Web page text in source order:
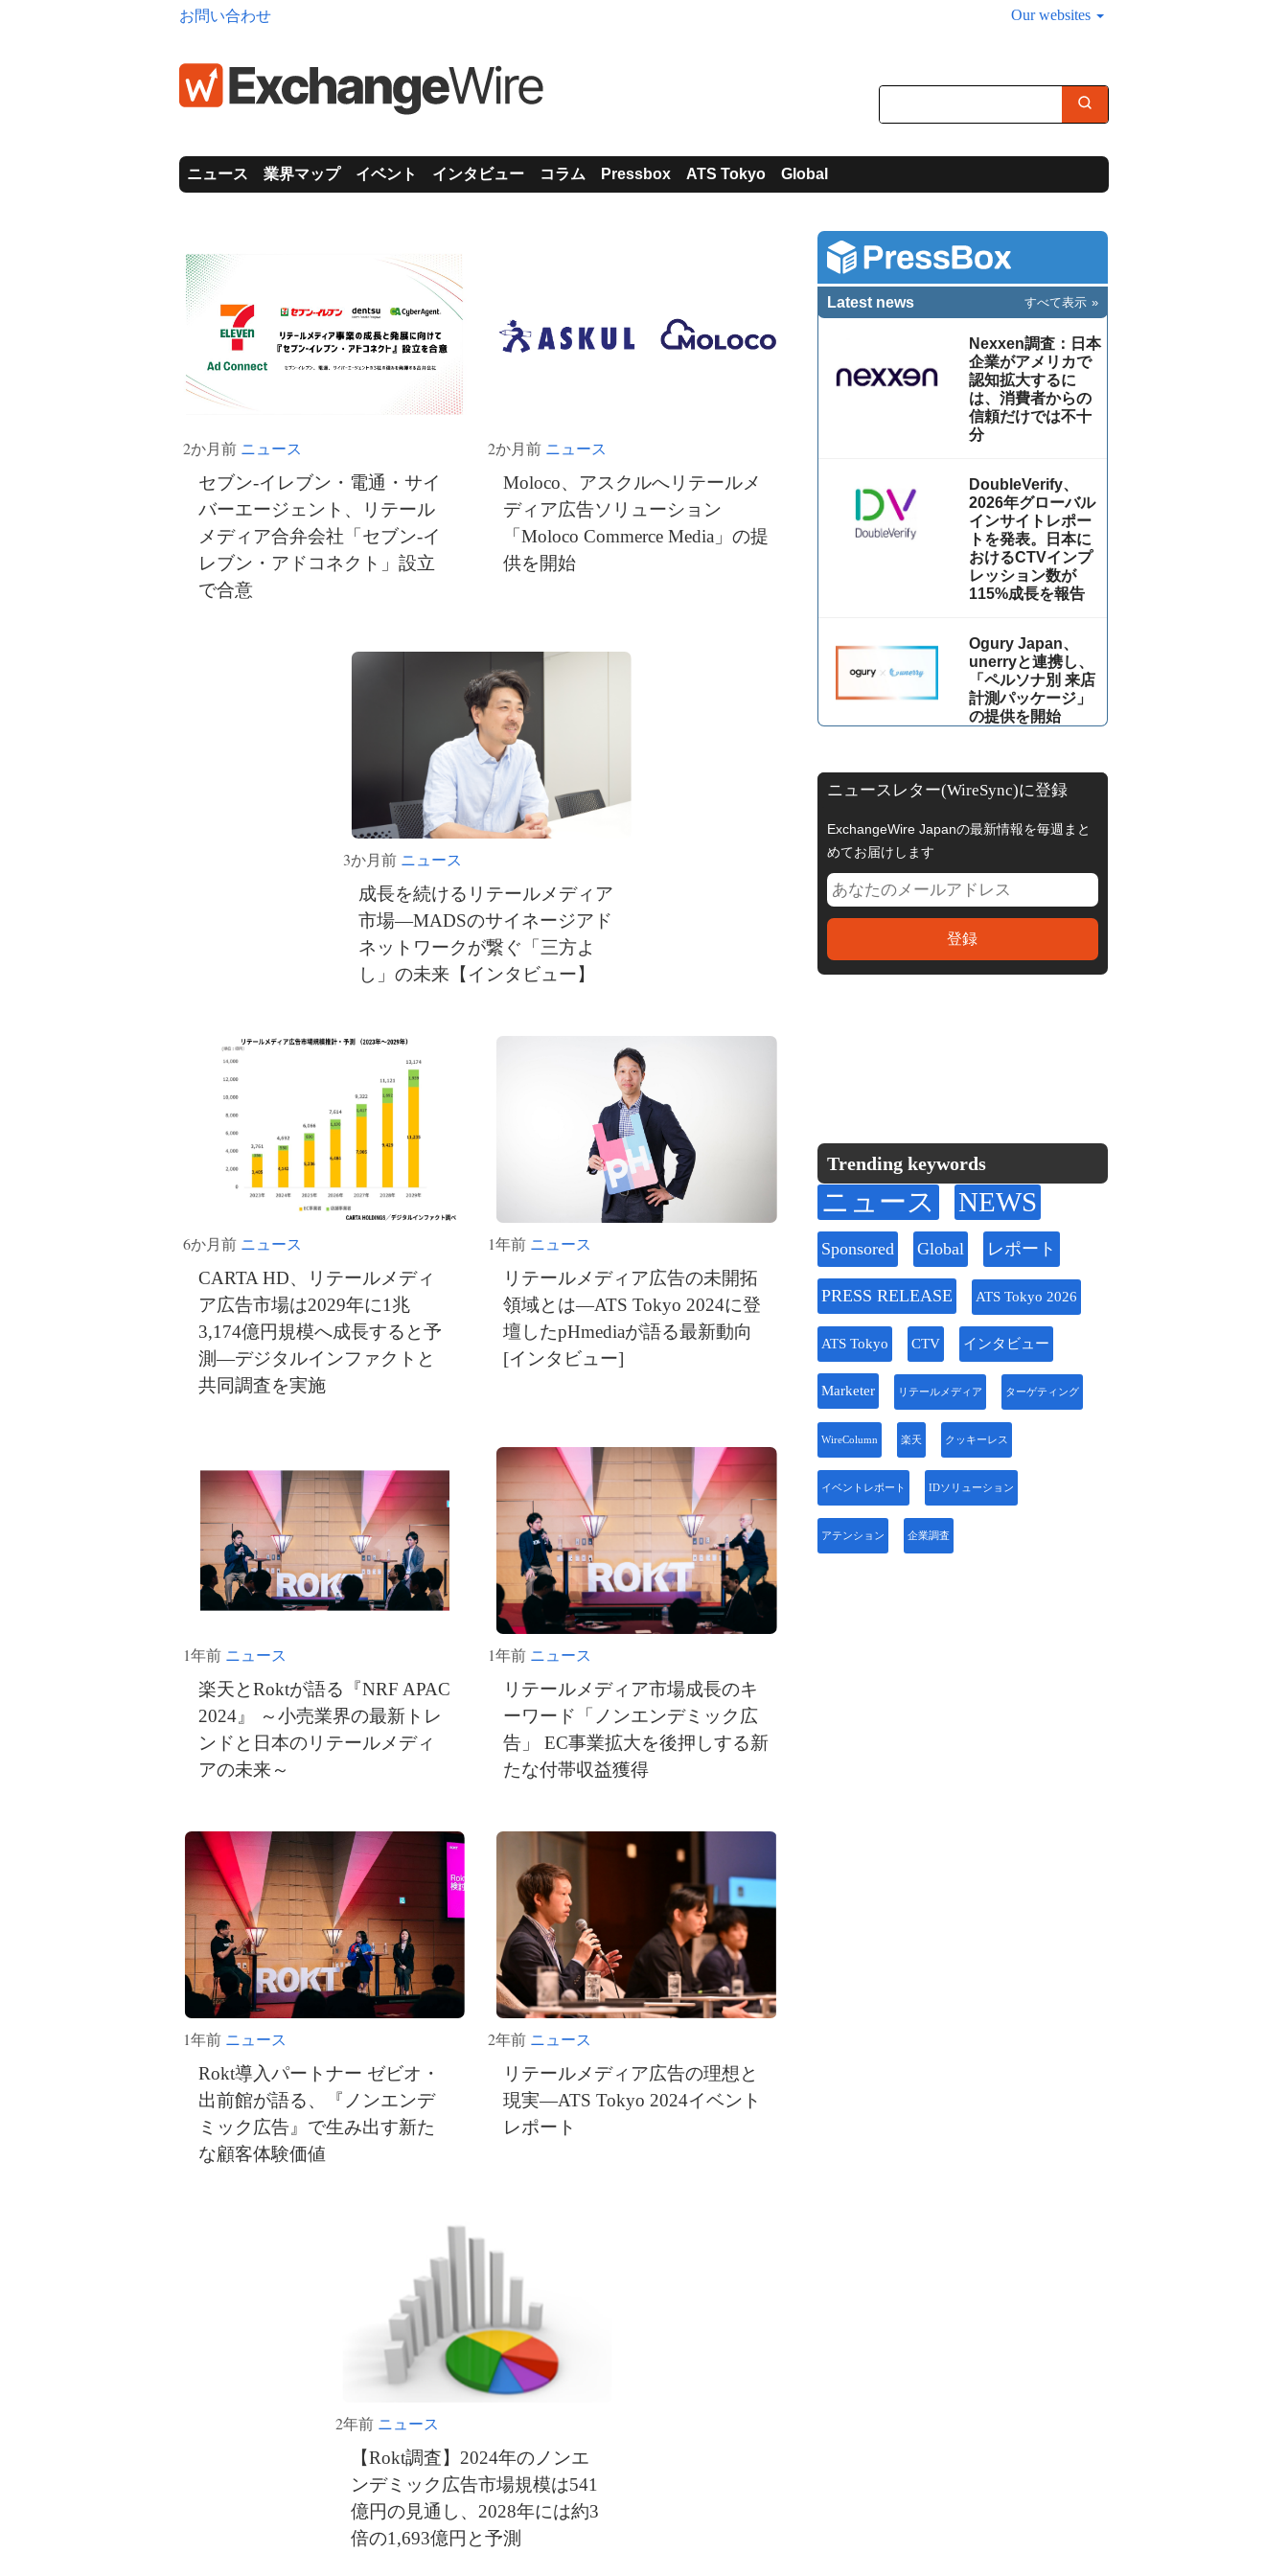
お問い合わせ Our websites
ニュース 業界マップ イベント インタビュー コラム Pressbox ATS Tokyo Global
2か月前 ニュース
セブン‐イレブン・電通・サイ
バーエージェント、リテール
メディア合弁会社「セブン‐イ
レブン・アドコネクト」設立
で合意
2か月前 ニュース
Moloco、アスクルへリテールメ
ディア広告ソリューション
「Moloco Commerce Media」の提
供を開始
3か月前 ニュース
成長を続けるリテールメディア
市場―MADSのサイネージアド
ネットワークが繋ぐ「三方よ
し」の未来【インタビュー】
6か月前 ニュース
CARTA HD、リテールメディ
ア広告市場は2029年に1兆
3,174億円規模へ成長すると予
測―デジタルインファクトと
共同調査を実施
1年前 ニュース
リテールメディア広告の未開拓
領域とは―ATS Tokyo 2024に登
壇したpHmediaが語る最新動向
[インタビュー]
1年前 ニュース
楽天とRoktが語る『NRF APAC
2024』 ～小売業界の最新トレ
ンドと日本のリテールメディ
アの未来～
1年前 ニュース
リテールメディア市場成長のキ
ーワード「ノンエンデミック広
告」 EC事業拡大を後押しする新
たな付帯収益獲得
1年前 ニュース
Rokt導入パートナー ゼビオ・
出前館が語る、『ノンエンデ
ミック広告』で生み出す新た
な顧客体験価値
2年前 ニュース
リテールメディア広告の理想と
現実―ATS Tokyo 2024イベント
レポート
2年前 ニュース
【Rokt調査】2024年のノンエ
ンデミック広告市場規模は541
億円の見通し、2028年には約3
倍の1,693億円と予測
Latest news すべて表示
Nexxen調査：日本
企業がアメリカで
認知拡大するに
は、消費者からの
信頼だけでは不十
分
DoubleVerify、
2026年グローバル
インサイトレポー
トを発表。日本に
おけるCTVインプ
レッション数が
115%成⻑を報告
Ogury Japan、
unerryと連携し、
「ペルソナ別 来店
計測パッケージ」
の提供を開始
ニュースレター(WireSync)に登録
ExchangeWire Japanの最新情報を毎週まと
めてお届けします
Trending keywords
ニュース NEWS
Sponsored Global レポート
PRESS RELEASE ATS Tokyo 2026
ATS Tokyo CTV インタビュー
Marketer リテールメディア ターゲティング
WireColumn 楽天 クッキーレス
イベントレポート IDソリューション
アテンション 企業調査